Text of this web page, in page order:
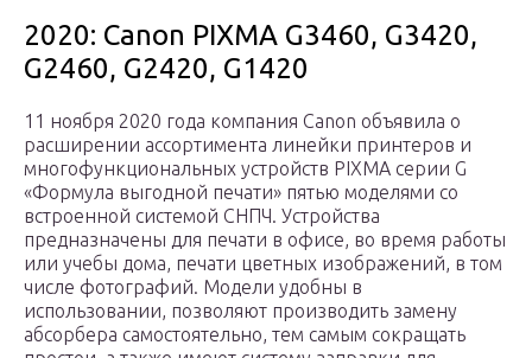
2020: Canon PIXMA G3460, G3420,
G2460, G2420, G1420
11 ноября 2020 года компания Canon объявила о
расширении ассортимента линейки принтеров и
многофункциональных устройств PIXMA серии G
«Формула выгодной печати» пятью моделями со
встроенной системой СНПЧ. Устройства
предназначены для печати в офисе, во время работы
или учебы дома, печати цветных изображений, в том
числе фотографий. Модели удобны в
использовании, позволяют производить замену
абсорбера самостоятельно, тем самым сокращать